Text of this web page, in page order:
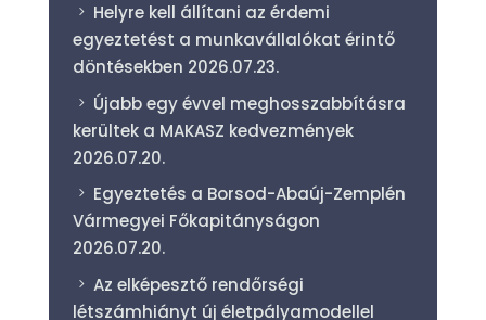
Helyre kell állítani az érdemi
egyeztetést a munkavállalókat érintő
döntésekben 2026.07.23.
Újabb egy évvel meghosszabbításra
kerültek a MAKASZ kedvezmények
2026.07.20.
Egyeztetés a Borsod-Abaúj-Zemplén
Vármegyei Főkapitányságon
2026.07.20.
Az elképesztő rendőrségi
létszámhiányt új életpályamodellel